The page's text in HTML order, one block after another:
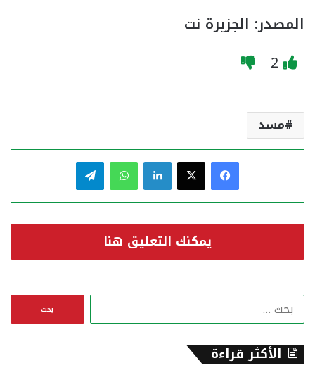
المصدر: الجزيرة نت
2
مسد
فيسبوك لينكدإن واتساب
يمكنك التعليق هنا
الأكثر قراءة